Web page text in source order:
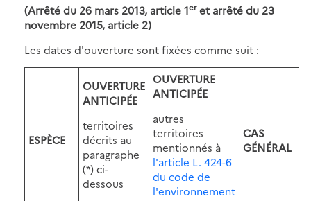
(Arrêté du 26 mars 2013, article 1eret arrêté du 23
novembre 2015, article 2)
Les dates d'ouverture sont fixées comme suit :
ESPÈCE
OUVERTURE
ANTICIPÉE
territoires
décrits au
paragraphe
(*) ci-
dessous
OUVERTURE
ANTICIPÉE
autres
territoires
mentionnés à
l'article L. 424-6
du code de
l'environnement
CAS
GÉNÉRAL